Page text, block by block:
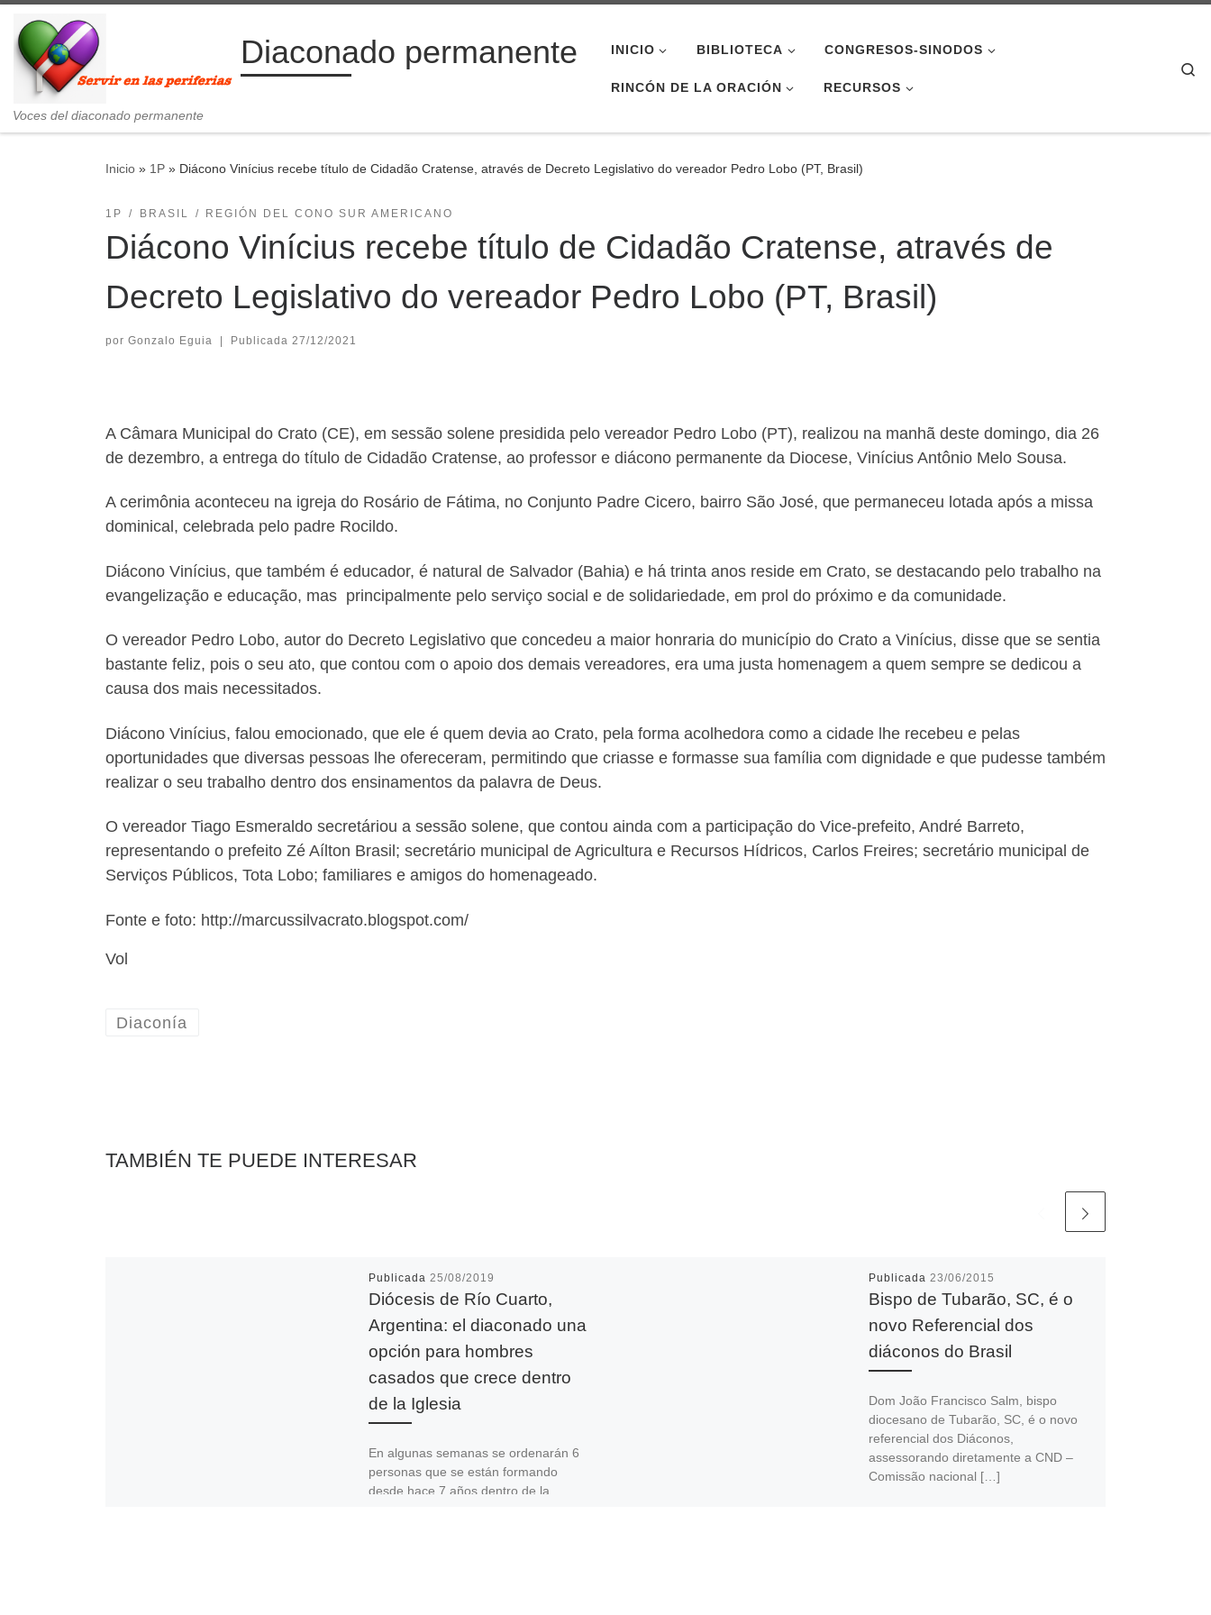
Saltar al contenido
Diaconado permanente
Voces del diaconado permanente
INICIO BIBLIOTECA CONGRESOS-SINODOS
RINCÓN DE LA ORACIÓN RECURSOS
Inicio » 1P » Diácono Vinícius recebe título de Cidadão Cratense, através de Decreto Legislativo do vereador Pedro Lobo (PT, Brasil)
1P BRASIL REGIÓN DEL CONO SUR AMERICANO
Diácono Vinícius recebe título de Cidadão Cratense, através de
Decreto Legislativo do vereador Pedro Lobo (PT, Brasil)
por Gonzalo Eguia Publicada 27/12/2021
A Câmara Municipal do Crato (CE), em sessão solene presidida pelo vereador Pedro Lobo (PT), realizou na manhã deste domingo, dia 26
de dezembro, a entrega do título de Cidadão Cratense, ao professor e diácono permanente da Diocese, Vinícius Antônio Melo Sousa.
A cerimônia aconteceu na igreja do Rosário de Fátima, no Conjunto Padre Cicero, bairro São José, que permaneceu lotada após a missa
dominical, celebrada pelo padre Rocildo.
Diácono Vinícius, que também é educador, é natural de Salvador (Bahia) e há trinta anos reside em Crato, se destacando pelo trabalho na
evangelização e educação, mas principalmente pelo serviço social e de solidariedade, em prol do próximo e da comunidade.
O vereador Pedro Lobo, autor do Decreto Legislativo que concedeu a maior honraria do município do Crato a Vinícius, disse que se sentia
bastante feliz, pois o seu ato, que contou com o apoio dos demais vereadores, era uma justa homenagem a quem sempre se dedicou a
causa dos mais necessitados.
Diácono Vinícius, falou emocionado, que ele é quem devia ao Crato, pela forma acolhedora como a cidade lhe recebeu e pelas
oportunidades que diversas pessoas lhe ofereceram, permitindo que criasse e formasse sua família com dignidade e que pudesse também
realizar o seu trabalho dentro dos ensinamentos da palavra de Deus.
O vereador Tiago Esmeraldo secretáriou a sessão solene, que contou ainda com a participação do Vice-prefeito, André Barreto,
representando o prefeito Zé Aílton Brasil; secretário municipal de Agricultura e Recursos Hídricos, Carlos Freires; secretário municipal de
Serviços Públicos, Tota Lobo; familiares e amigos do homenageado.
Fonte e foto: http://marcussilvacrato.blogspot.com/
Vol
Diaconía
TAMBIÉN TE PUEDE INTERESAR
Publicada 25/08/2019
Diócesis de Río Cuarto,
Argentina: el diaconado una
opción para hombres
casados que crece dentro
de la Iglesia
En algunas semanas se ordenarán 6
personas que se están formando
desde hace 7 años dentro de la
Publicada 23/06/2015
Bispo de Tubarão, SC, é o
novo Referencial dos
diáconos do Brasil
Dom João Francisco Salm, bispo
diocesano de Tubarão, SC, é o novo
referencial dos Diáconos,
assessorando diretamente a CND –
Comissão nacional […]